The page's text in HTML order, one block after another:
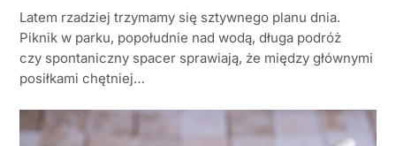
Latem rzadziej trzymamy się sztywnego planu dnia.
Piknik w parku, popołudnie nad wodą, długa podróż
czy spontaniczny spacer sprawiają, że między głównymi
posiłkami chętniej…